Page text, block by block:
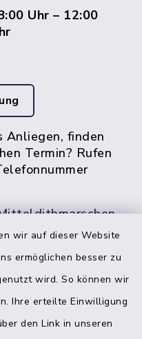
wir auf dieser Website
ermöglichen besser zu
wird. So können wir
Ihre erteilte Einwilligung
den Link in unseren
Uhr – 12:00
Anliegen, finden
Termin? Rufen